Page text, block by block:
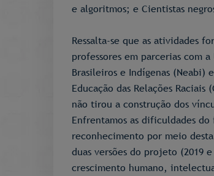
e algoritmos; e Cientistas
Ressalta-se que as atividades
professores em parcerias com
Brasileiros e Indígenas (Neabi)
Educação das Relações
não tirou a construção dos
Enfrentamos as dificuldades
reconhecimento por meio
duas versões do projeto (2019
crescimento humano,